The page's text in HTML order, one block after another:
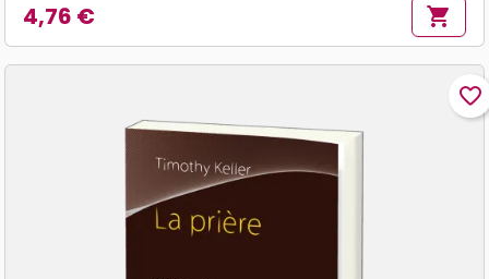
Prix
4,76 € shopping_cart
favorite_border